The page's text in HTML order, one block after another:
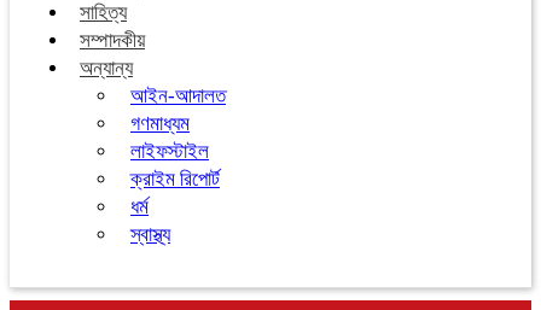
সাহিত্য
সম্পাদকীয়
অন্যান্য
আইন-আদালত
গণমাধ্যম
লাইফস্টাইল
ক্রাইম রিপোর্ট
ধর্ম
স্বাস্থ্য